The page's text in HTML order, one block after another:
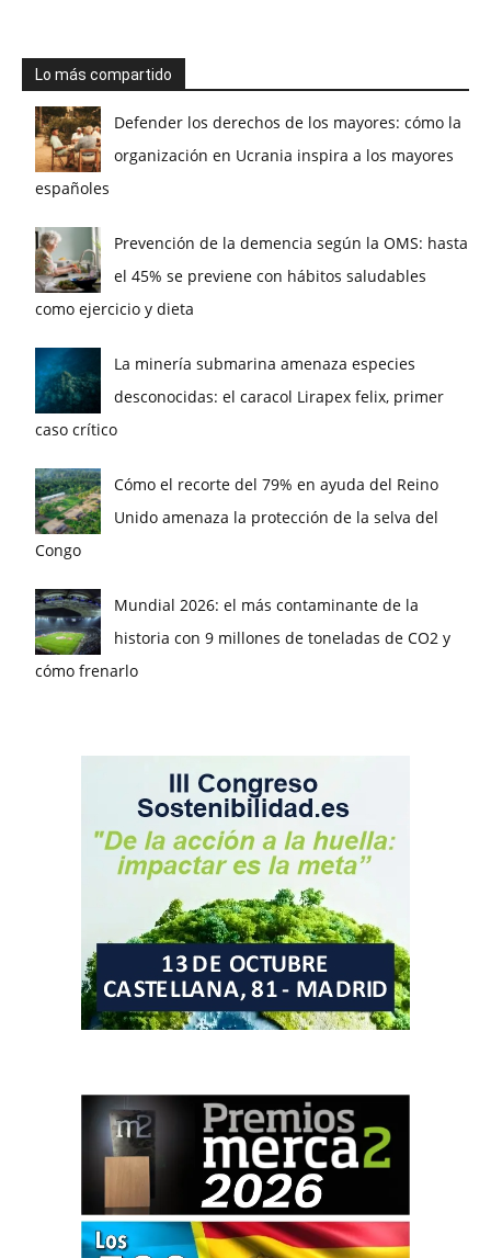
Lo más compartido
Defender los derechos de los mayores: cómo la
organización en Ucrania inspira a los mayores
españoles
Prevención de la demencia según la OMS: hasta
el 45% se previene con hábitos saludables
como ejercicio y dieta
La minería submarina amenaza especies
desconocidas: el caracol Lirapex felix, primer
caso crítico
Cómo el recorte del 79% en ayuda del Reino
Unido amenaza la protección de la selva del
Congo
Mundial 2026: el más contaminante de la
historia con 9 millones de toneladas de CO2 y
cómo frenarlo